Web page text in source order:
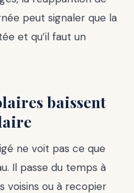
peut signaler que la
et qu’il faut un
baissent
ne voit pas ce que
Il passe du temps à
voisins ou à recopier